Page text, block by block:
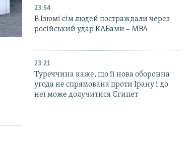
23:54
В Ізюмі сім людей постраждали через
російський удар КАБами – МВА
23:21
Туреччина каже, що її нова оборонна
угода не спрямована проти Ірану і до
неї може долучитися Єгипет